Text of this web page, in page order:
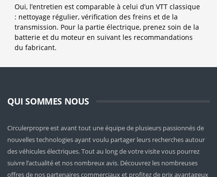
Oui, l’entretien est comparable à celui d’un VTT classique
: nettoyage régulier, vérification des freins et de la
transmission. Pour la partie électrique, prenez soin de la
batterie et du moteur en suivant les recommandations
du fabricant.
QUI SOMMES NOUS
Circulerpropre est avant tout une équipe de plusieurs passionnés de
nouvelles technologies ayant voulu partager leurs recherches autour
des véhicules électriques. Tout au long de votre visite vous pourrez
suivre l’actualité et nos nombreux avis. Découvrez les nombreuses
offres de nos partenaires commerciaux et profitez de prix avantageux